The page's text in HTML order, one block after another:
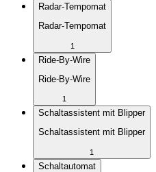
Radar-Tempomat
Radar-Tempomat
1
Ride-By-Wire
Ride-By-Wire
1
Schaltassistent mit Blipper
Schaltassistent mit Blipper
1
Schaltautomat